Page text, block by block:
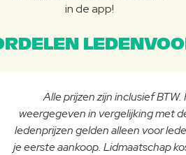
in de app!
Alle prijzen zijn inclusief
weergegeven in vergelijking met
ledenprijzen gelden alleen voor
je eerste aankoop. Lidmaatschap